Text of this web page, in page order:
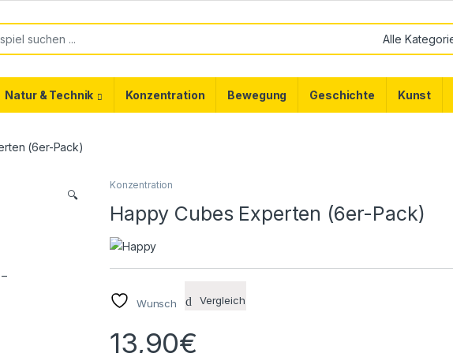
Natur & Technik Konzentration Bewegung Geschichte Kunst
(6er-Pack)
🔍
Konzentration
Happy Cubes Experten (6er-Pack)
Wunsch Vergleich
13,90€